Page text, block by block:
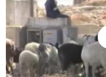
No media